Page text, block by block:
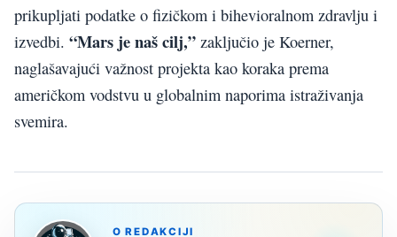
prikupljati podatke o fizičkom i bihevioralnom zdravlju i
izvedbi. “Mars je naš cilj,” zaključio je Koerner,
naglašavajući važnost projekta kao koraka prema
američkom vodstvu u globalnim naporima istraživanja
svemira.
O REDAKCIJI